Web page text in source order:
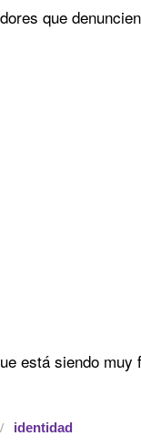
que
está siendo
identidad